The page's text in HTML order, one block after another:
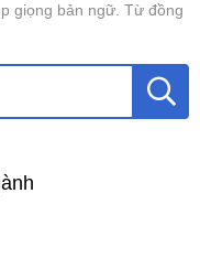
giọng bản ngữ. Từ đồng